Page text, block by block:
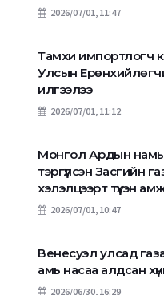
2026/07/01, 11:47
Тамхи импортлогч
Улсын
илгээлээ
2026/07/01, 11:12
Монгол Ардын
тэргүүлсэн Засгийн
хэлэлцээрт түүхэн
2026/07/01, 10:47
Венесуэл улсад
амь насаа алдсан
2026/06/30, 16:29